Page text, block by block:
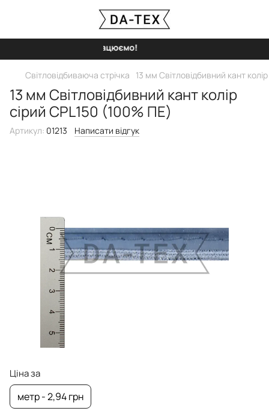
Ми працюємо!
Світловідбиваюча стрічка 13 мм Світловідбивний кант
13 мм Світловідбивний кант колір
сірий CPL150 (100% ПЕ)
Артикул: 01213 Написати відгук
Ціна за
метр - 2,94 грн